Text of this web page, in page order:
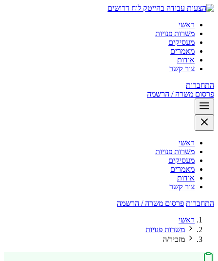
לוח דרושים
ראשי
משרות פנויות
מעסיקים
מאמרים
אודות
צור קשר
התחברות
פרסום משרה / הרשמה
ראשי
משרות פנויות
מעסיקים
מאמרים
אודות
צור קשר
התחברות פרסום משרה / הרשמה
ראשי
משרות פנויות
מזכיר/ה